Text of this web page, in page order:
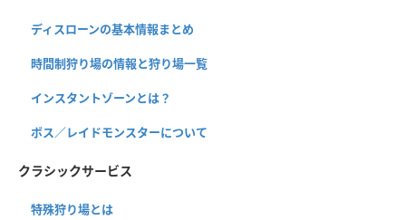
ディスローンの基本情報まとめ
時間制狩り場の情報と狩り場一覧
インスタントゾーンとは？
ボス／レイドモンスターについて
クラシックサービス
特殊狩り場とは